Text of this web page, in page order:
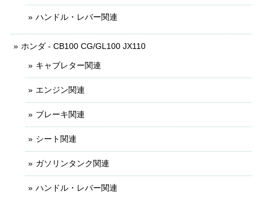
ハンドル・レバー関連
ホンダ - CB100 CG/GL100 JX110
キャブレター関連
エンジン関連
ブレーキ関連
シート関連
ガソリンタンク関連
ハンドル・レバー関連